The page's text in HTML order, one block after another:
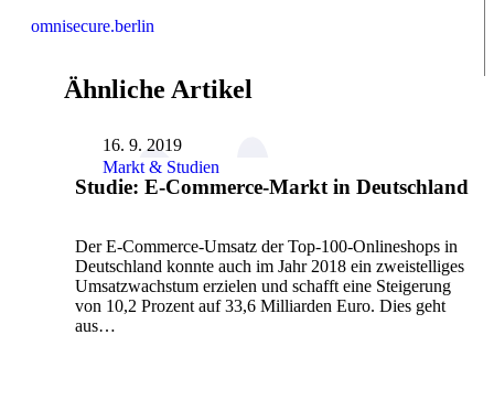
omnisecure.berlin
Ähnliche Artikel
16. 9. 2019
Markt & Studien
Studie: E-Commerce-Markt in Deutschland
Der E-Commerce-Umsatz der Top-100-Onlineshops in
Deutschland konnte auch im Jahr 2018 ein zweistelliges
Umsatzwachstum erzielen und schafft eine Steigerung
von 10,2 Prozent auf 33,6 Milliarden Euro. Dies geht
aus…